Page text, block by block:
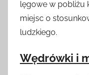
lęgowe w pobliżu
miejsc o
ludzkiego.
Wędrówki i